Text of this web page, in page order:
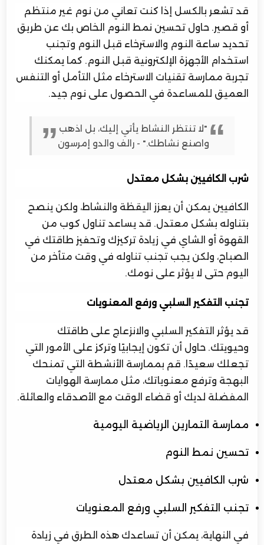
قد تشعر بالكسل إذا كنت تعاني من نوم غير منتظم
أو قصير. حاول تحسين نمط النوم الخاص بك عن طريق
تحديد ساعة النوم والاسترخاء قبل النوم وتجنب
استخدام الأجهزة الإلكترونية قبل النوم. كما يمكنك
تجربة ممارسة تقنيات الاسترخاء مثل التأمل أو التنفس
العميق للمساعدة في الحصول على نوم جيد.
"لا تنتظر النشاط يأتي إليك، بل اذهب
واصنع نشاطك." - رالف والدو إمرسون
شرب الكافيين بشكل معتدل
الكافيين يمكن أن يعزز اليقظة والنشاط، ولكن ينصح
بتناوله بشكل معتدل. قد يساعد تناول كوب من
القهوة أو الشاي في زيادة تركيزك وتحفيز طاقتك في
الصباح، ولكن يجب تجنب تناوله في وقت متأخر من
اليوم حتى لا يؤثر على نومك.
تجنب التفكير السلبي ورفع المعنويات
قد يؤثر التفكير السلبي والانزعاج على طاقتك
وحيويتك. حاول أن تكون إيجابيًا وتركز على الأمور التي
تجعلك سعيدًا. قم بممارسة الأنشطة التي تمنحك
البهجة وترفع معنوياتك، مثل ممارسة الهوايات
المفضلة لديك أو قضاء الوقت مع الأصدقاء والعائلة.
ممارسة التمارين الرياضية اليومية
تحسين نمط النوم
شرب الكافيين بشكل معتدل
تجنب التفكير السلبي ورفع المعنويات
في النهاية، يمكن أن تساعدك هذه الطرق في زيادة